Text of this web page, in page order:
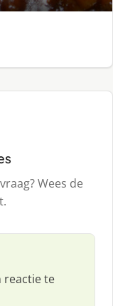
Wees de
reactie te